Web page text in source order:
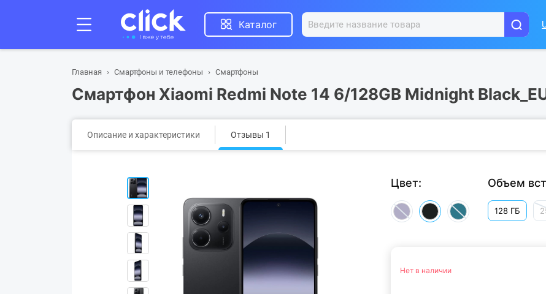
Каталог
Главная Смартфоны и телефоны Смартфоны
Смартфон Xiaomi Redmi Note 14 6/128GB Midnight
Описание и характеристики Отзывы 1
Цвет: Объем
128 ГБ
Нет в наличии